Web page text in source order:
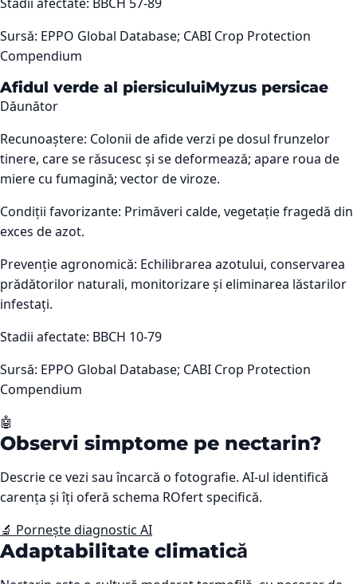
Sursă: EPPO Global Database; CABI Crop Protection
Compendium
Afidul verde al piersiculuiMyzus persicae
Dăunător
Recunoaștere: Colonii de afide verzi pe dosul frunzelor
tinere, care se răsucesc și se deformează; apare roua de
miere cu fumagină; vector de viroze.
Condiții favorizante: Primăveri calde, vegetație fragedă din
exces de azot.
Prevenție agronomică: Echilibrarea azotului, conservarea
prădătorilor naturali, monitorizare și eliminarea lăstarilor
infestați.
Stadii afectate: BBCH 10-79
Sursă: EPPO Global Database; CABI Crop Protection
Compendium
🤖
Observi simptome pe nectarin?
Descrie ce vezi sau încarcă o fotografie. AI-ul identifică
carența și îți oferă schema ROfert specifică.
🔬 Pornește diagnostic AI
Adaptabilitate climatică